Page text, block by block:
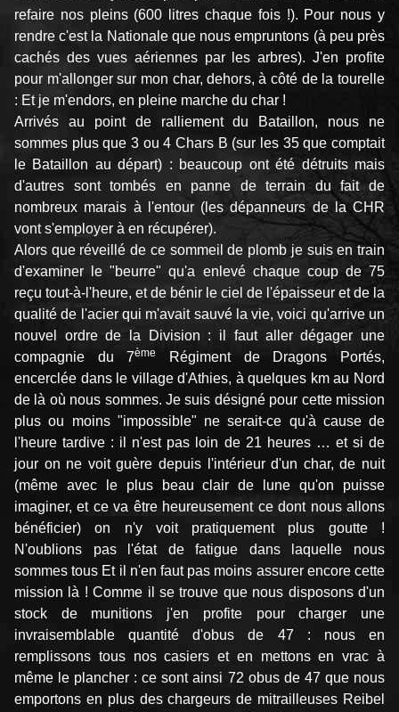
refaire nos pleins (600 litres chaque fois !). Pour nous y
rendre c'est la Nationale que nous empruntons (à peu près
cachés des vues aériennes par les arbres). J'en profite
pour m'allonger sur mon char, dehors, à côté de la tourelle
: Et je m'endors, en pleine marche du char !
Arrivés au point de ralliement du Bataillon, nous ne
sommes plus que 3 ou 4 Chars B (sur les 35 que comptait
le Bataillon au départ) : beaucoup ont été détruits mais
d'autres sont tombés en panne de terrain du fait de
nombreux marais à l'entour (les dépanneurs de la CHR
vont s'employer à en récupérer).
Alors que réveillé de ce sommeil de plomb je suis en train
d'examiner le "beurre" qu'a enlevé chaque coup de 75
reçu tout-à-l'heure, et de bénir le ciel de l'épaisseur et de la
qualité de l'acier qui m'avait sauvé la vie, voici qu'arrive un
nouvel ordre de la Division : il faut aller dégager une
compagnie du 7ème
Régiment de Dragons Portés,
encerclée dans le village d'Athies, à quelques km au Nord
de là où nous sommes. Je suis désigné pour cette mission
plus ou moins "impossible" ne serait-ce qu'à cause de
l'heure tardive : il n'est pas loin de 21 heures … et si de
jour on ne voit guère depuis l'intérieur d'un char, de nuit
(même avec le plus beau clair de lune qu'on puisse
imaginer, et ce va être heureusement ce dont nous allons
bénéficier) on n'y voit pratiquement plus goutte !
N'oublions pas l'état de fatigue dans laquelle nous
sommes tous Et il n'en faut pas moins assurer encore cette
mission là ! Comme il se trouve que nous disposons d'un
stock de munitions j'en profite pour charger une
invraisemblable quantité d'obus de 47 : nous en
remplissons tous nos casiers et en mettons en vrac à
même le plancher : ce sont ainsi 72 obus de 47 que nous
emportons en plus des chargeurs de mitrailleuses Reibel